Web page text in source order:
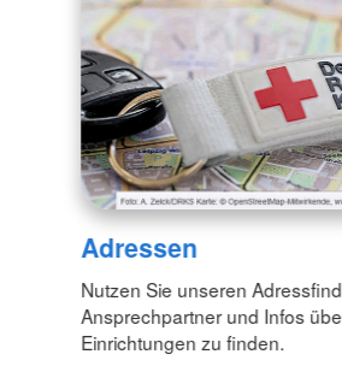
Adressen
Nutzen Sie unseren
Ansprechpartner und Infos
Einrichtungen zu finden.